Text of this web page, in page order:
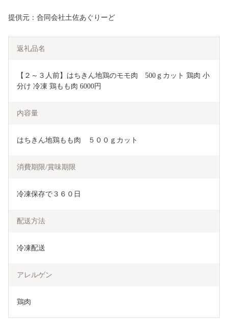
提供元：合同会社土佐あぐりーど
返礼品名
【２～３人前】はちきん地鶏のモモ肉　500ｇカット 鶏肉 小
分け 冷凍 鶏もも肉 6000円
内容量
はちきん地鶏もも肉　５００ｇカット
消費期限/賞味期限
冷凍保存で３６０日
配送方法
冷凍配送
アレルゲン
鶏肉